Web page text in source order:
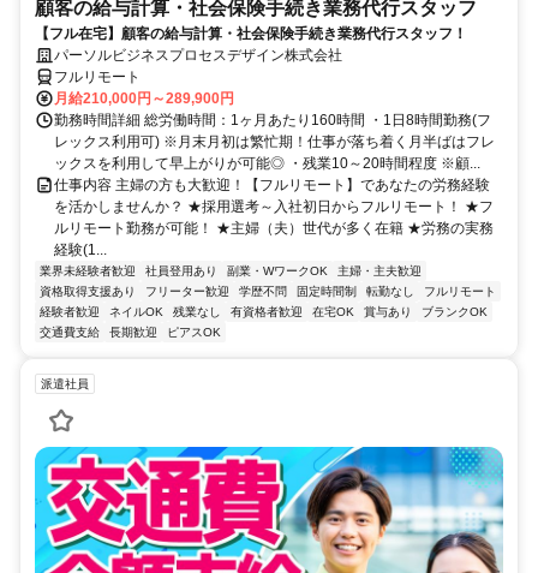
顧客の給与計算・社会保険手続き業務代行スタッフ
【フル在宅】顧客の給与計算・社会保険手続き業務代行スタッフ！
パーソルビジネスプロセスデザイン株式会社
フルリモート
月給210,000円～289,900円
勤務時間詳細 総労働時間：1ヶ月あたり160時間 ・1日8時間勤務(フ
レックス利用可) ※月末月初は繁忙期！仕事が落ち着く月半ばはフレ
ックスを利用して早上がりが可能◎ ・残業10～20時間程度 ※顧...
仕事内容 主婦の方も大歓迎！【フルリモート】であなたの労務経験
を活かしませんか？ ★採用選考～入社初日からフルリモート！ ★フ
ルリモート勤務が可能！ ★主婦（夫）世代が多く在籍 ★労務の実務
経験(1...
業界未経験者歓迎 社員登用あり 副業・WワークOK
主婦・主夫歓迎
資格取得支援あり
フリーター歓迎 学歴不問 固定時間制 転勤なし
フルリモート
経験者歓迎
ネイルOK 残業なし 有資格者歓迎 在宅OK 賞与あり
ブランクOK
交通費支給
長期歓迎 ピアスOK
派遣社員